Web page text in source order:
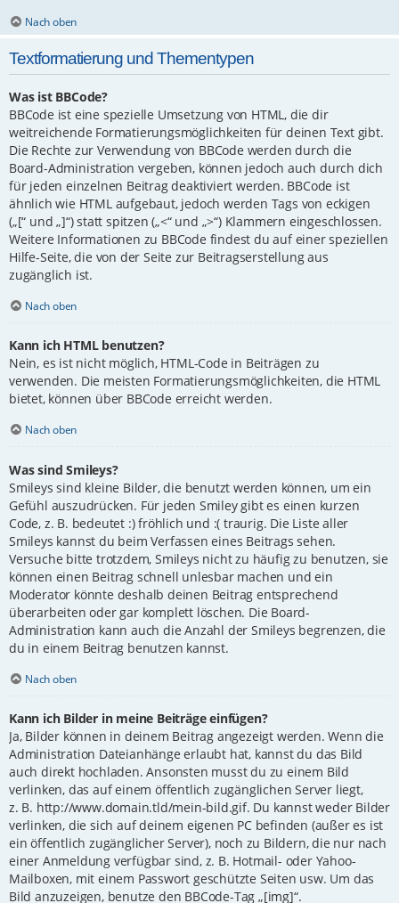
Nach oben
Textformatierung und Thementypen
Was ist BBCode?
BBCode ist eine spezielle Umsetzung von HTML, die dir
weitreichende Formatierungsmöglichkeiten für deinen Text gibt.
Die Rechte zur Verwendung von BBCode werden durch die
Board-Administration vergeben, können jedoch auch durch dich
für jeden einzelnen Beitrag deaktiviert werden. BBCode ist
ähnlich wie HTML aufgebaut, jedoch werden Tags von eckigen
(„[“ und „]“) statt spitzen („<“ und „>“) Klammern eingeschlossen.
Weitere Informationen zu BBCode findest du auf einer speziellen
Hilfe-Seite, die von der Seite zur Beitragserstellung aus
zugänglich ist.
Nach oben
Kann ich HTML benutzen?
Nein, es ist nicht möglich, HTML-Code in Beiträgen zu
verwenden. Die meisten Formatierungsmöglichkeiten, die HTML
bietet, können über BBCode erreicht werden.
Nach oben
Was sind Smileys?
Smileys sind kleine Bilder, die benutzt werden können, um ein
Gefühl auszudrücken. Für jeden Smiley gibt es einen kurzen
Code, z. B. bedeutet :) fröhlich und :( traurig. Die Liste aller
Smileys kannst du beim Verfassen eines Beitrags sehen.
Versuche bitte trotzdem, Smileys nicht zu häufig zu benutzen, sie
können einen Beitrag schnell unlesbar machen und ein
Moderator könnte deshalb deinen Beitrag entsprechend
überarbeiten oder gar komplett löschen. Die Board-
Administration kann auch die Anzahl der Smileys begrenzen, die
du in einem Beitrag benutzen kannst.
Nach oben
Kann ich Bilder in meine Beiträge einfügen?
Ja, Bilder können in deinem Beitrag angezeigt werden. Wenn die
Administration Dateianhänge erlaubt hat, kannst du das Bild
auch direkt hochladen. Ansonsten musst du zu einem Bild
verlinken, das auf einem öffentlich zugänglichen Server liegt,
z. B. http://www.domain.tld/mein-bild.gif. Du kannst weder Bilder
verlinken, die sich auf deinem eigenen PC befinden (außer es ist
ein öffentlich zugänglicher Server), noch zu Bildern, die nur nach
einer Anmeldung verfügbar sind, z. B. Hotmail- oder Yahoo-
Mailboxen, mit einem Passwort geschützte Seiten usw. Um das
Bild anzuzeigen, benutze den BBCode-Tag „[img]“.